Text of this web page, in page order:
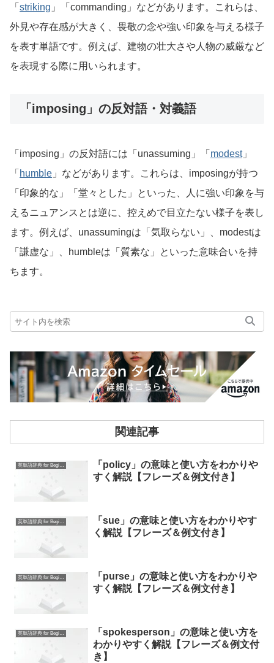
「 striking 」「commanding」などがあります。これらは、
外見や存在感が大きく、畏敬の念や強い印象を与える様子
を表す単語です。例えば、建物の壮大さや人物の威厳など
を表現する際に用いられます。
「imposing」の反対語・対義語
「imposing」の反対語には「unassuming」「 modest」
「 humble 」などがあります。これらは、imposingが持つ
「印象的な」「堂々とした」といった、人に強い印象を与
えるニュアンスとは逆に、控えめで目立たない様子を表し
ます。例えば、unassumingは「気取らない」、modestは
「謙虚な」、humbleは「質素な」といった意味合いを持
ちます。
関連記事
英単語辞典 for Beginners
「policy」の意味と使い方をわかりや
すく解説【フレーズ＆例文付き】
英単語辞典 for Beginners
「sue」の意味と使い方をわかりやす
く解説【フレーズ＆例文付き】
英単語辞典 for Beginners
「purse」の意味と使い方をわかりや
すく解説【フレーズ＆例文付き】
英単語辞典 for Beginners
「spokesperson」の意味と使い方を
わかりやすく解説【フレーズ＆例文付
き】